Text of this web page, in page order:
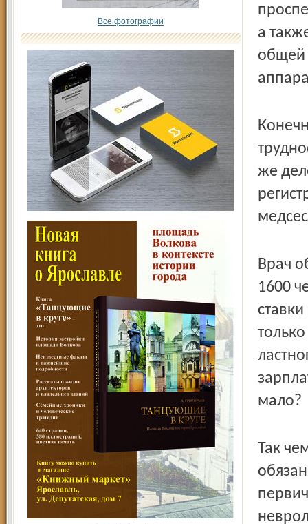
Все фотографии
а
общей
же
Врач
1600
мало?
Так